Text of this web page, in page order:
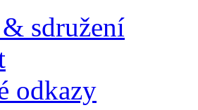
sdružení
odkazy